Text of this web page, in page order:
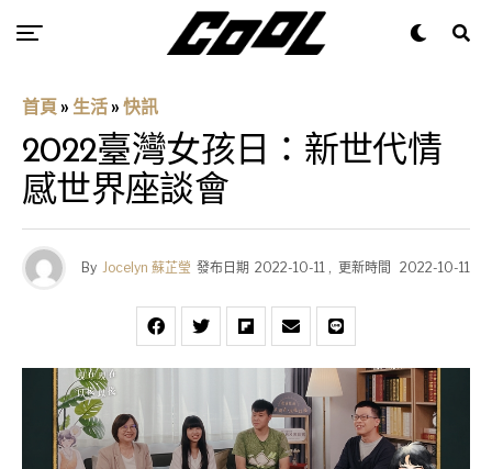
首頁 » 生活 » 快訊
2022臺灣女孩日：新世代情
感世界座談會
By Jocelyn 蘇芷瑩 發布日期 2022-10-11 , 更新時間 2022-10-11